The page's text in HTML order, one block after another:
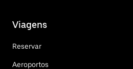
Viagens
Reservar
Aeroportos